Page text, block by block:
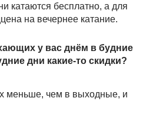
катаются бесплатно, а для
на вечернее катание.
у вас днём в будние
дни какие-то скидки?
меньше, чем в выходные, и